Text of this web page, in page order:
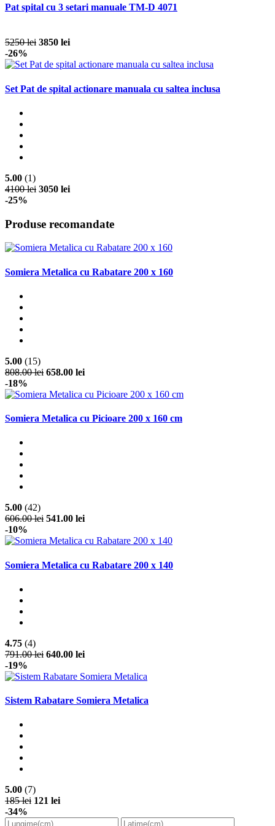
Pat spital cu 3 setari manuale TM-D 4071
5250 lei 3850 lei
-26%
Set Pat de spital actionare manuala cu saltea inclusa
5.00 (1)
4100 lei 3050 lei
-25%
Produse recomandate
Somiera Metalica cu Rabatare 200 x 160
5.00 (15)
808.00 lei 658.00 lei
-18%
Somiera Metalica cu Picioare 200 x 160 cm
5.00 (42)
606.00 lei 541.00 lei
-10%
Somiera Metalica cu Rabatare 200 x 140
4.75 (4)
791.00 lei 640.00 lei
-19%
Sistem Rabatare Somiera Metalica
5.00 (7)
185 lei 121 lei
-34%